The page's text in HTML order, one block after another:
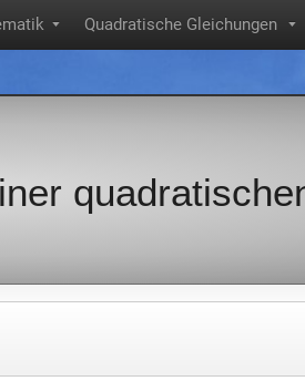
▼ Quadratische Gleichungen ▼